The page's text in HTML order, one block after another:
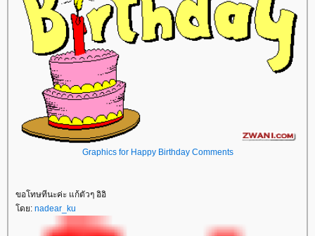
Graphics for Happy Birthday Comments
ขอโทษทีนะค่ะ แก้ตัวๆ อิอิ
ดย: nadear_ku